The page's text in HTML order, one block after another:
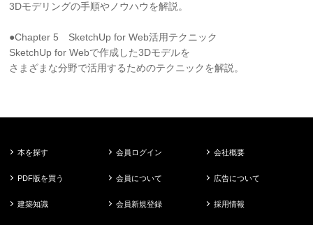
3Dモデリングの手順やノウハウを解説。
●Chapter 5 SketchUp for Web活用テクニック
SketchUp for Webで作成した3Dモデルを
さまざまな分野で活用するためのテクニックを解説。
本を探す
PDF版を買う
建築知識
会員ログイン
会員について
会員新規登録
会社概要
広告について
採用情報